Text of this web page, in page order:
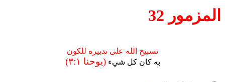
المزمور 32
تسبيح الله على تدبيره للكون
به كان كل شيء(يوحنا ٣:١)